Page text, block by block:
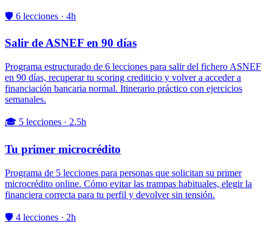
🛡️ 6 lecciones · 4h
Salir de ASNEF en 90 días
Programa estructurado de 6 lecciones para salir del fichero ASNEF
en 90 días, recuperar tu scoring crediticio y volver a acceder a
financiación bancaria normal. Itinerario práctico con ejercicios
semanales.
🎓 5 lecciones · 2.5h
Tu primer microcrédito
Programa de 5 lecciones para personas que solicitan su primer
microcrédito online. Cómo evitar las trampas habituales, elegir la
financiera correcta para tu perfil y devolver sin tensión.
🛡️ 4 lecciones · 2h